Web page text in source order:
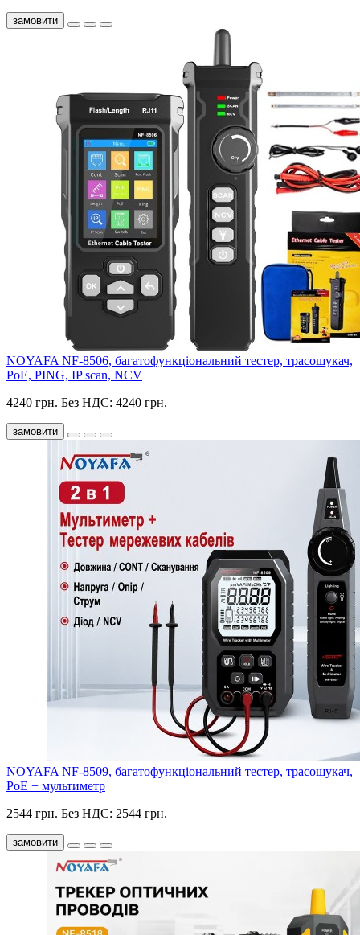
замовити
NOYAFA NF-8506, багатофункціональний тестер, трасошукач,
PoE, PING, IP scan, NCV
4240 грн. Без НДС: 4240 грн.
замовити
NOYAFA NF-8509, багатофункціональний тестер, трасошукач,
PoE + мультиметр
2544 грн. Без НДС: 2544 грн.
замовити